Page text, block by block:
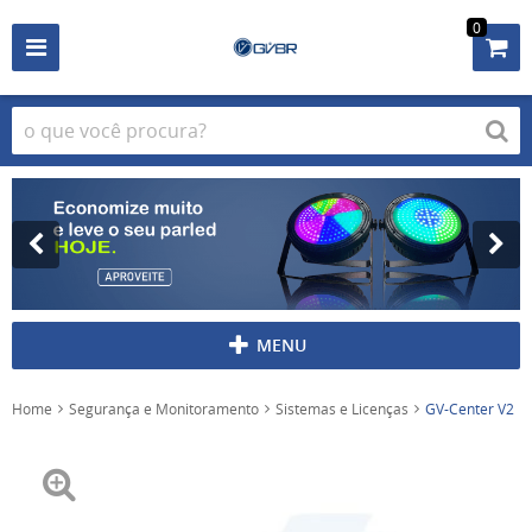
0
MENU
Home Segurança e Monitoramento Sistemas e Licenças GV-Center V2